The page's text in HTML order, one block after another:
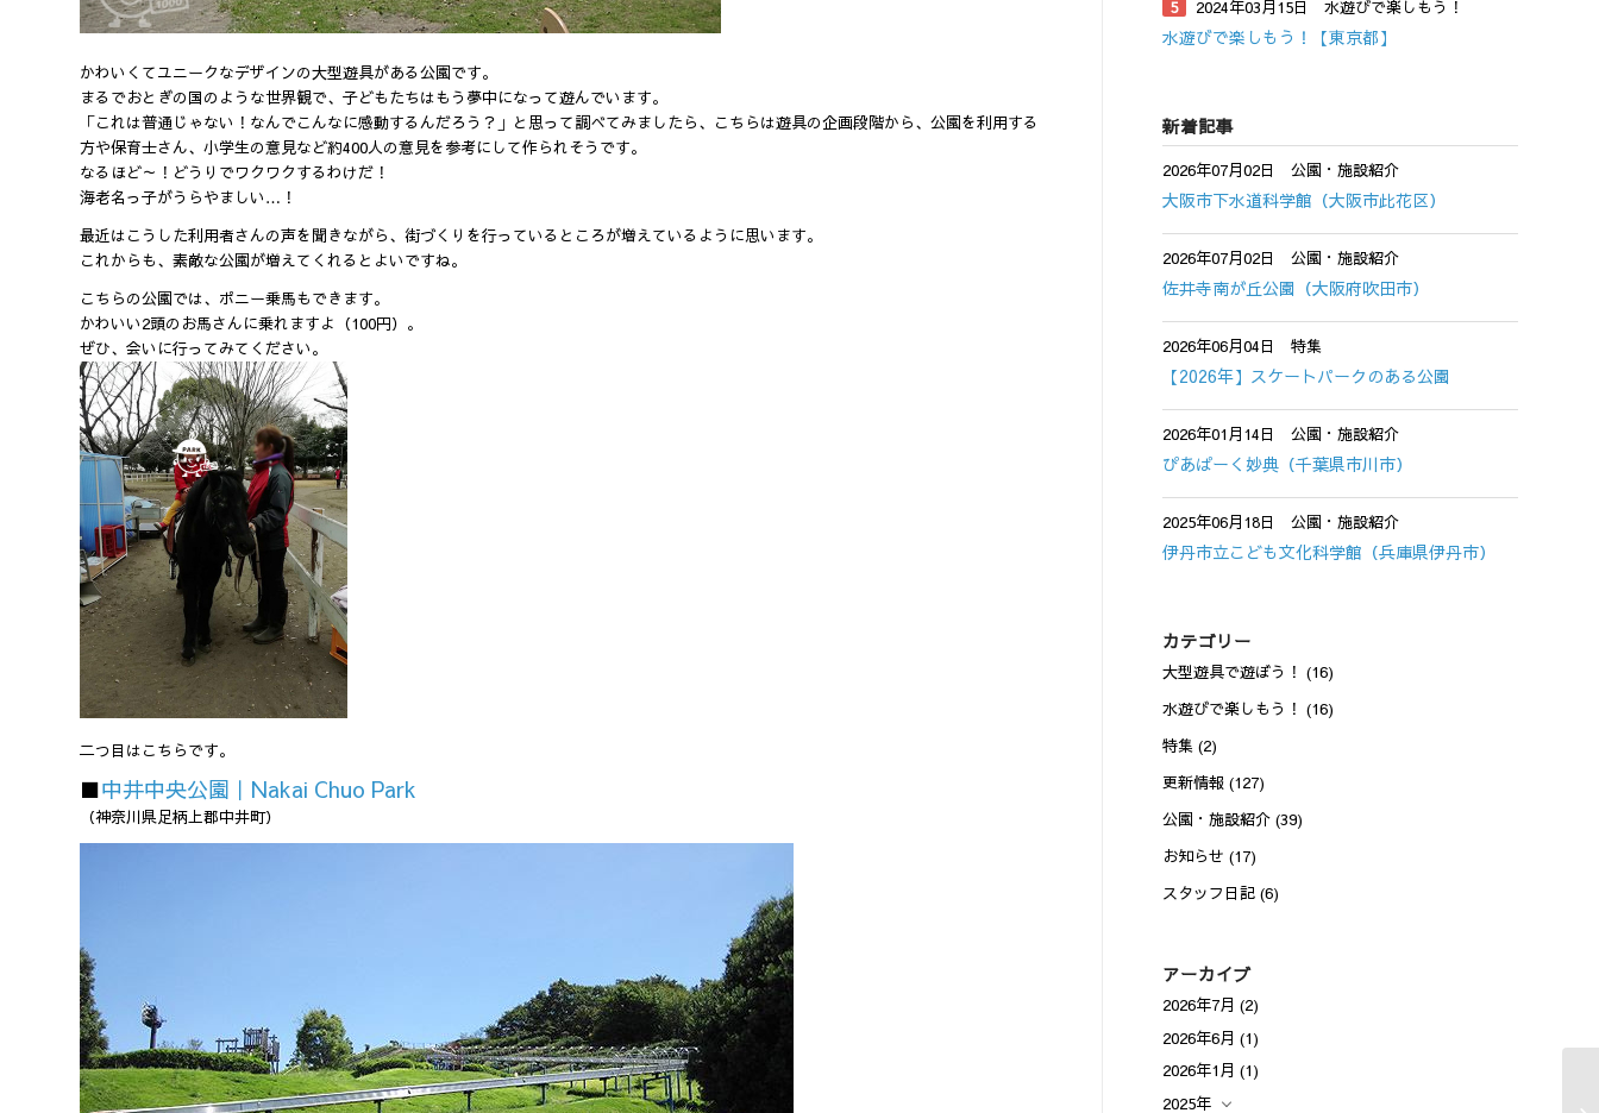
かわいくてユニークなデザインの大型遊具がある公園です。
まるでおとぎの国のような世界観で、子どもたちはもう夢中になって遊んでいます。
「これは普通じゃない！なんでこんなに感動するんだろう？」と思って調べてみましたら、こちらは遊具の企画段階から、公園を利用する
方や保育士さん、小学生の意見など約400人の意見を参考にして作られそうです。
なるほど～！どうりでワクワクするわけだ！
海老名っ子がうらやましい…！
最近はこうした利用者さんの声を聞きながら、街づくりを行っているところが増えているように思います。
これからも、素敵な公園が増えてくれるとよいですね。
こちらの公園では、ポニー乗馬もできます。
かわいい2頭のお馬さんに乗れますよ（100円）。
ぜひ、会いに行ってみてください。
二つ目はこちらです。
■中井中央公園｜Nakai Chuo Park
（神奈川県足柄上郡中井町）
2024年03月15日 水遊びで楽しもう！
水遊びで楽しもう！【東京都】
新着記事
2026年07月02日 公園・施設紹介
大阪市下水道科学館（大阪市此花区）
2026年07月02日 公園・施設紹介
佐井寺南が丘公園（大阪府吹田市）
2026年06月04日 特集
【2026年】スケートパークのある公園
2026年01月14日 公園・施設紹介
ぴあぱーく妙典（千葉県市川市）
2025年06月18日 公園・施設紹介
伊丹市立こども文化科学館（兵庫県伊丹市）
カテゴリー
大型遊具で遊ぼう！ (16)
水遊びで楽しもう！ (16)
特集 (2)
更新情報 (127)
公園・施設紹介 (39)
お知らせ (17)
スタッフ日記 (6)
アーカイブ
2026年7月 (2)
2026年6月 (1)
2026年1月 (1)
2025年